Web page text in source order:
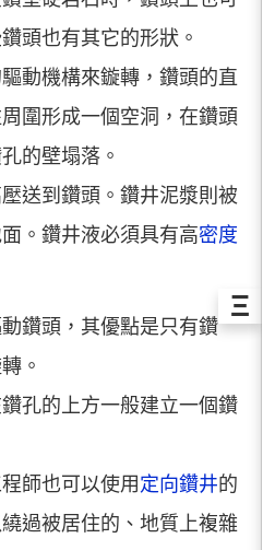
頭也有其它的形狀。
動機構來鏇轉，鑽頭的直
圍形成一個空洞，在鑽頭
的壁塌落。
送到鑽頭。鑽井泥漿則被
。鑽井液必須具有高密度
鑽頭，其優點是只有鑽
。
孔的上方一般建立一個鑽
師也可以使用 定向鑽井的
過被居住的、地質上複雜
Ξ